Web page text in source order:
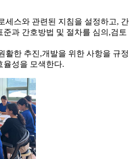
세스와 관련된 지침을 설정하고, 간
준과 간호방법 및 절차를 심의,검토
활한 추진,개발을 위한 사항을 규정
율성을 모색한다.